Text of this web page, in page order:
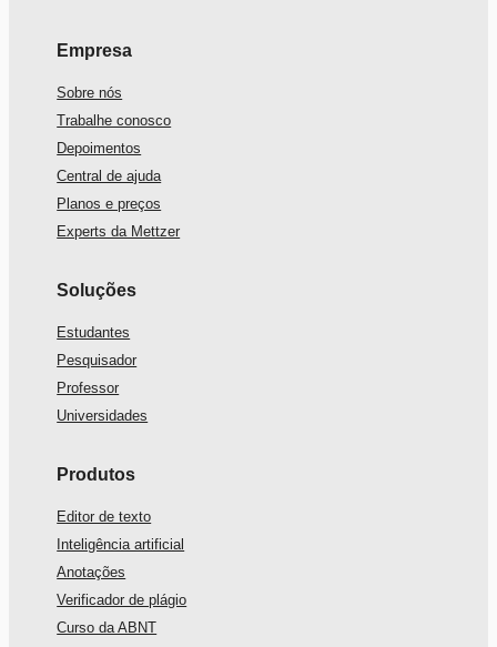
Empresa
Sobre nós
Trabalhe conosco
Depoimentos
Central de ajuda
Planos e preços
Experts da Mettzer
Soluções
Estudantes
Pesquisador
Professor
Universidades
Produtos
Editor de texto
Inteligência artificial
Anotações
Verificador de plágio
Curso da ABNT